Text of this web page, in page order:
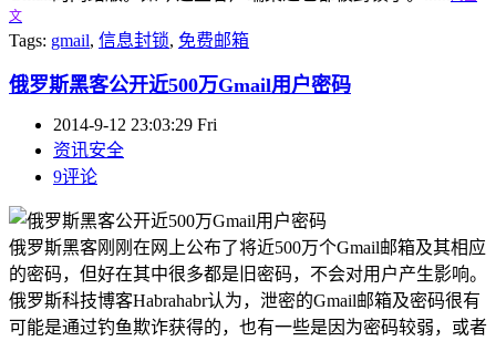
文
Tags: gmail, 信息封锁, 免费邮箱
俄罗斯黑客公开近500万Gmail用户密码
2014-9-12 23:03:29 Fri
资讯安全
9评论
俄罗斯黑客刚刚在网上公布了将近500万个Gmail邮箱及其相应
的密码，但好在其中很多都是旧密码，不会对用户产生影响。
俄罗斯科技博客Habrahabr认为，泄密的Gmail邮箱及密码很有
可能是通过钓鱼欺诈获得的，也有一些是因为密码较弱，或者